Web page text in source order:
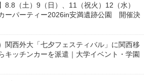
8.8（土）9（日）、11（祝火）12（水）
ーパーティー2026in安満遺跡公園 開催決
関西外大「七夕フェスティバル」に関西移
キッチンカーを派遣｜大学イベント・学園